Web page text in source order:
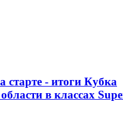
старте - итоги Кубка
в классах